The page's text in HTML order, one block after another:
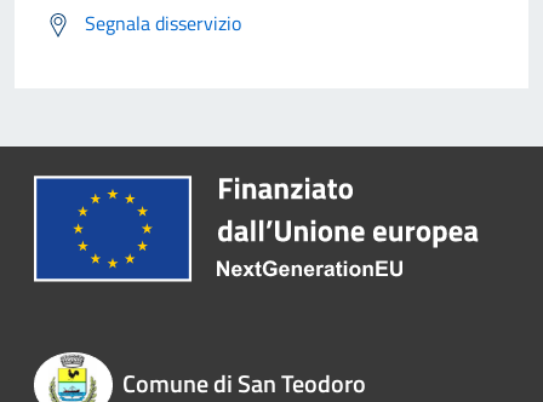
Segnala disservizio
Comune di San Teodoro